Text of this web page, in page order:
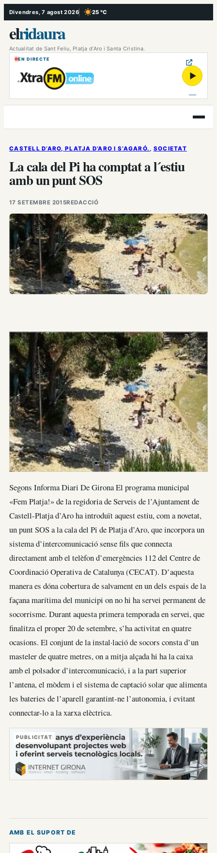
Vés
al
contingut
Divendres, 7 agost 2026 25 °C
, Cel serè
elridaura
Actualitat de Sant Feliu, Platja d’Aro i Santa Cristina.
EN DIRECTE
▶
Obre
el
CASTELL D’ARO, PLATJA D’ARO I S’AGARÓ. , SOCIETAT
La cala del Pi ha comptat a l´estiu
amb un punt SOS
17 SETEMBRE 2015REDACCIÓ
Segons Informa Diari De Girona El programa municipal
«Fem Platja!» de la regidoria de Serveis de l’Ajuntament de
Castell-Platja d’Aro ha introduït aquest estiu, com a novetat,
un punt SOS a la cala del Pi de Platja d’Aro, que incorpora un
sistema d’intercomunicació sense fils que connecta
directament amb el telèfon d’emergències 112 del Centre de
Coordinació Operativa de Catalunya (CECAT). D’aquesta
manera es dóna cobertura de salvament en un dels espais de la
façana marítima del municipi on no hi ha servei permanent de
socorrisme. Durant aquesta primera temporada en servei, que
finalitza el proper 20 de setembre, s’ha activitat en quatre
ocasions. El conjunt de la instal·lació de socors consta d’un
masteler de quatre metres, on a mitja alçada hi ha la caixa
amb el polsador d’intercomunicació, i a la part superior
l’antena, el mòdem i el sistema de captació solar que alimenta
les bateries de l’aparell garantint-ne l’autonomia, i evitant
connectar-lo a la xarxa elèctrica.
PUBLICITAT
AMB EL SUPORT DE